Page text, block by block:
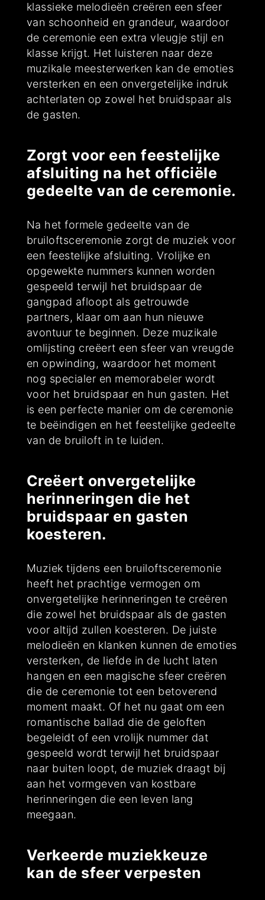
klassieke melodieën creëren een sfeer
van schoonheid en grandeur, waardoor
de ceremonie een extra vleugje stijl en
klasse krijgt. Het luisteren naar deze
muzikale meesterwerken kan de emoties
versterken en een onvergetelijke indruk
achterlaten op zowel het bruidspaar als
de gasten.
Zorgt voor een feestelijke
afsluiting na het officiële
gedeelte van de ceremonie.
Na het formele gedeelte van de
bruiloftsceremonie zorgt de muziek voor
een feestelijke afsluiting. Vrolijke en
opgewekte nummers kunnen worden
gespeeld terwijl het bruidspaar de
gangpad afloopt als getrouwde
partners, klaar om aan hun nieuwe
avontuur te beginnen. Deze muzikale
omlijsting creëert een sfeer van vreugde
en opwinding, waardoor het moment
nog specialer en memorabeler wordt
voor het bruidspaar en hun gasten. Het
is een perfecte manier om de ceremonie
te beëindigen en het feestelijke gedeelte
van de bruiloft in te luiden.
Creëert onvergetelijke
herinneringen die het
bruidspaar en gasten
koesteren.
Muziek tijdens een bruiloftsceremonie
heeft het prachtige vermogen om
onvergetelijke herinneringen te creëren
die zowel het bruidspaar als de gasten
voor altijd zullen koesteren. De juiste
melodieën en klanken kunnen de emoties
versterken, de liefde in de lucht laten
hangen en een magische sfeer creëren
die de ceremonie tot een betoverend
moment maakt. Of het nu gaat om een
romantische ballad die de geloften
begeleidt of een vrolijk nummer dat
gespeeld wordt terwijl het bruidspaar
naar buiten loopt, de muziek draagt bij
aan het vormgeven van kostbare
herinneringen die een leven lang
meegaan.
Verkeerde muziekkeuze
kan de sfeer verpesten